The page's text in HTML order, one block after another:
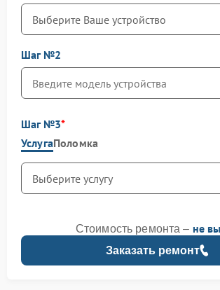
Шаг №2
Шаг №3
УслугаПоломка
Заказать ремонт
Стоимость ремонта – не